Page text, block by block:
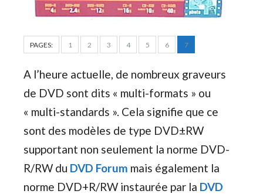
PAGES: 1 2 3 4 5 6 7
A l’heure actuelle, de nombreux graveurs
de DVD sont dits « multi-formats » ou
« multi-standards ». Cela signifie que ce
sont des modèles de type DVD±RW
supportant non seulement la norme DVD-
R/RW du DVD Forum mais également la
norme DVD+R/RW instaurée par la DVD